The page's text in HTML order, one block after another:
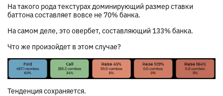
На такого рода текстурах доминирующий размер ставки
баттона составляет вовсе не 70% банка.
На самом деле, это овербет, составляющий 133% банка.
Что же произойдет в этом случае?
Тенденция сохраняется.